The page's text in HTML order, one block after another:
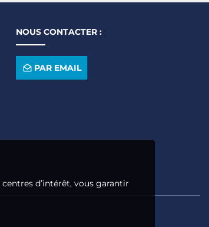
NOUS CONTACTER :
PAR EMAIL
d’intérêt, vous garantir